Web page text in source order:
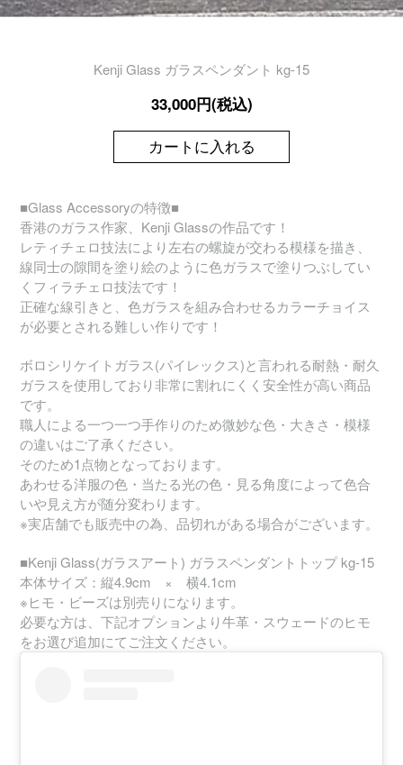
Kenji Glass ガラスペンダント kg-15
33,000円(税込)
カートに入れる
■Glass Accessoryの特徴■
香港のガラス作家、Kenji Glassの作品です！
レティチェロ技法により左右の螺旋が交わる模様を描き、
線同士の隙間を塗り絵のように色ガラスで塗りつぶしてい
くフィラチェロ技法です！
正確な線引きと、色ガラスを組み合わせるカラーチョイス
が必要とされる難しい作りです！
ボロシリケイトガラス(パイレックス)と言われる耐熱・耐久
ガラスを使用しており非常に割れにくく安全性が高い商品
です。
職人による一つ一つ手作りのため微妙な色・大きさ・模様
の違いはご了承ください。
そのため1点物となっております。
あわせる洋服の色・当たる光の色・見る角度によって色合
いや見え方が随分変わります。
※実店舗でも販売中の為、品切れがある場合がございます。
■Kenji Glass(ガラスアート) ガラスペンダントトップ kg-15
本体サイズ：縦4.9cm × 横4.1cm
※ヒモ・ビーズは別売りになります。
必要な方は、下記オプションより牛革・スウェードのヒモ
をお選び追加にてご注文ください。